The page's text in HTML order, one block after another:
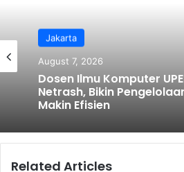
Jakarta
August 7, 2026
Netrash, Bikin
Ragam
August 6, 2026
Semarak Kemerdekaan!
Related Articles